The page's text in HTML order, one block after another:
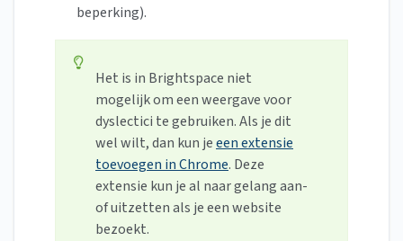
beperking).
Het is in Brightspace niet
mogelijk om een weergave voor
dyslectici te gebruiken. Als je dit
wel wilt, dan kun jeeen extensie
toevoegen in Chrome. Deze
extensie kun je al naar gelang aan-
of uitzetten als je een website
bezoekt.